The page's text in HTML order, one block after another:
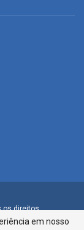
os direitos
em nosso